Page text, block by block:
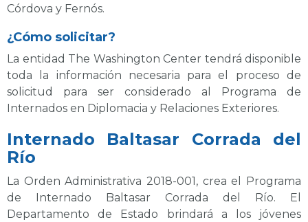
Córdova y Fernós.
¿Cómo solicitar?
La entidad The Washington Center tendrá disponible
toda la información necesaria para el proceso de
solicitud para ser considerado al Programa de
Internados en Diplomacia y Relaciones Exteriores.
Internado Baltasar Corrada del
Río
La Orden Administrativa 2018-001, crea el Programa
de Internado Baltasar Corrada del Río. El
Departamento de Estado brindará a los jóvenes